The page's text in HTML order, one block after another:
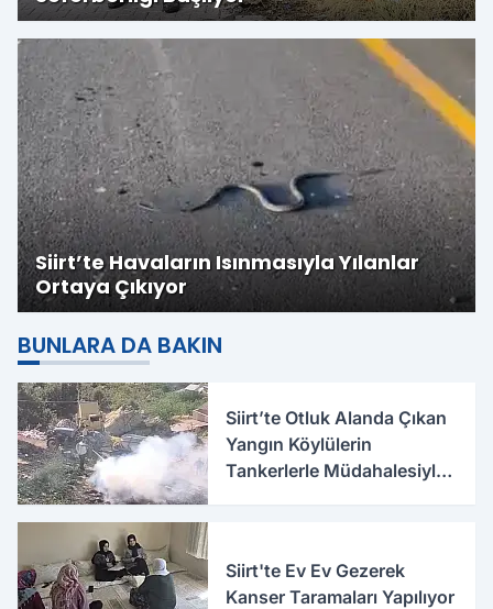
Siirt’te Havaların Isınmasıyla Yılanlar
Ortaya Çıkıyor
BUNLARA DA BAKIN
Siirt’te Otluk Alanda Çıkan
Yangın Köylülerin
Tankerlerle Müdahalesiyle
Siirt'te Ev Ev Gezerek
Kanser Taramaları Yapılıyor